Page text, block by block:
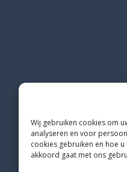
Wij gebruiken cookies om
analyseren en voor
cookies gebruiken en hoe
akkoord gaat met ons